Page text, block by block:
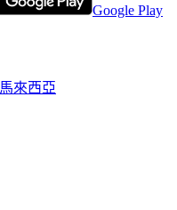
Google Play
馬來西亞